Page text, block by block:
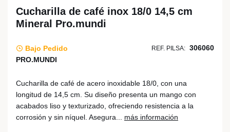
Cucharilla de café inox 18/0 14,5 cm
Mineral Pro.mundi
Bajo Pedido REF. PILSA: 306060
PRO.MUNDI
Cucharilla de café de acero inoxidable 18/0, con una
longitud de 14,5 cm. Su diseño presenta un mango con
acabados liso y texturizado, ofreciendo resistencia a la
corrosión y sin níquel. Asegura... más información